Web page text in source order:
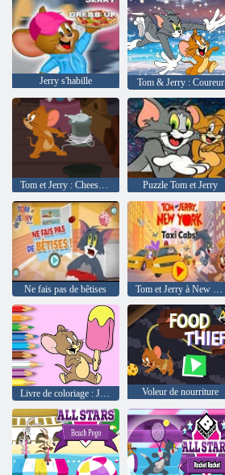
Jerry s'habille Tom & Jerry : Coureur
Tom et Jerry : Cheese Dash Puzzle Tom et Jerry
Ne fais pas de bêtises Tom et Jerry à New York : les taxis
Voleur de nourriture